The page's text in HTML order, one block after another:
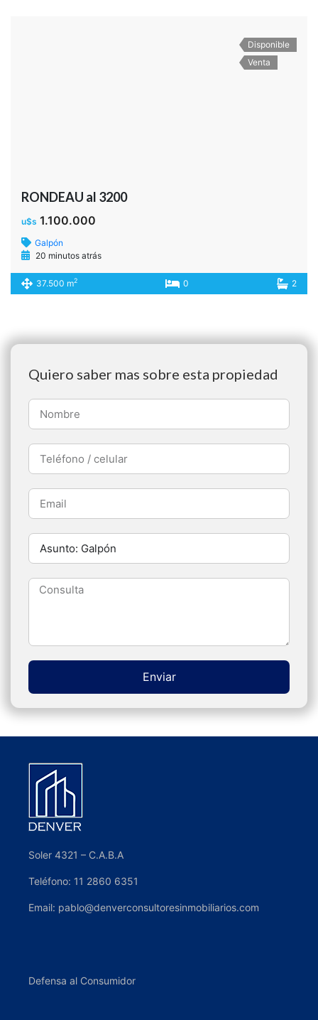
Disponible
Venta
RONDEAU al 3200
u$s 1.100.000
Galpón
20 minutos atrás
37.500 m2 0 2
Quiero saber mas sobre esta propiedad
Enviar
Soler 4321 – C.A.B.A
Teléfono: 11 2860 6351
Email: pablo@denverconsultoresinmobiliarios.com
Defensa al Consumidor